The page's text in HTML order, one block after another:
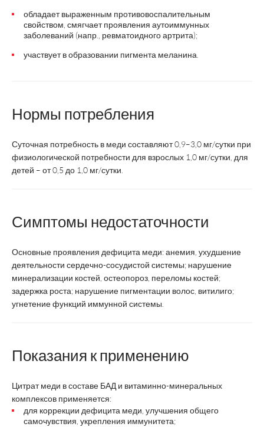
обладает выраженным противовоспалительным
свойством, смягчает проявления аутоиммунных
заболеваний (напр., ревматоидного артрита);
участвует в образовании пигмента меланина.
Нормы потребления
Суточная потребность в меди составляют 0,9–3,0 мг/сутки при
физиологической потребности для взрослых 1,0 мг/сутки, для
детей – от 0,5 до 1,0 мг/сутки.
Симптомы недостаточности
Основные проявления дефицита меди: анемия, ухудшение
деятельности сердечно-сосудистой системы; нарушение
минерализации костей, остеопороз, переломы костей;
задержка роста; нарушение пигментации волос, витилиго;
угнетение функций иммунной системы.
Показания к применению
Цитрат меди в составе БАД и витаминно-минеральных
комплексов применяется:
для коррекции дефицита меди, улучшения общего
самочувствия, укрепления иммунитета;